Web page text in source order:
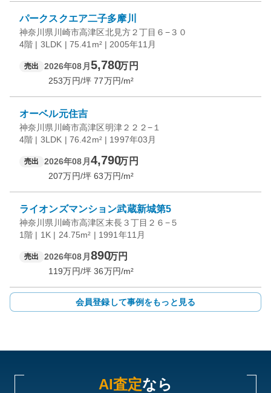
パークスクエア二子多摩川
神奈川県川崎市高津区北見方２丁目６−３０
4階 | 3LDK | 75.41m² | 2005年11月
売出 2026年08月 5,780万円
253万円/坪 77万円/m²
オーベル元住吉
神奈川県川崎市高津区明津２２２−１
4階 | 3LDK | 76.42m² | 1997年03月
売出 2026年08月 4,790万円
207万円/坪 63万円/m²
ライオンズマンション武蔵新城第5
神奈川県川崎市高津区末長３丁目２６−５
1階 | 1K | 24.75m² | 1991年11月
売出 2026年08月 890万円
119万円/坪 36万円/m²
会員登録して事例をもっと見る
AI査定なら